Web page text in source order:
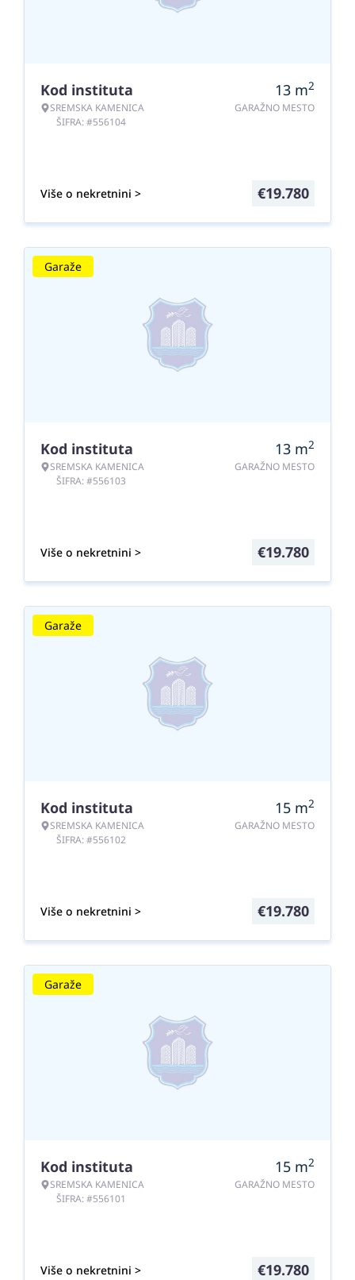
Kod instituta
SREMSKA KAMENICA
ŠIFRA: #556104
13 m2
GARAŽNO MESTO
Više o nekretnini > €19.780
Garaže
Kod instituta
SREMSKA KAMENICA
ŠIFRA: #556103
13 m2
GARAŽNO MESTO
Više o nekretnini > €19.780
Garaže
Kod instituta
SREMSKA KAMENICA
ŠIFRA: #556102
15 m2
GARAŽNO MESTO
Više o nekretnini > €19.780
Garaže
Kod instituta
SREMSKA KAMENICA
ŠIFRA: #556101
15 m2
GARAŽNO MESTO
Više o nekretnini > €19.780